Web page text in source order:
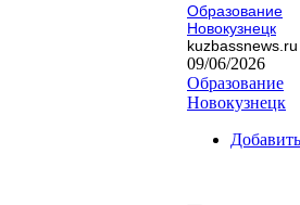
Образование
Новокузнецк
kuzbassnews.ru
09/06/2026
Образование
Новокузнецк